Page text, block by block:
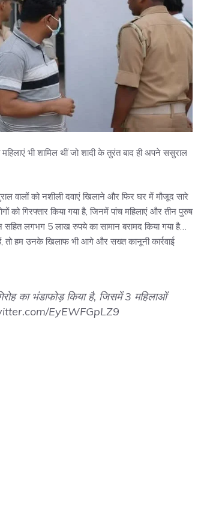
भी शामिल थीं जो शादी के तुरंत बाद ही अपने ससुराल
वालों को नशीली दवाएं खिलाने और फिर घर में मौजूद सारे
गिरफ्तार किया गया है, जिनमें पांच महिलाएं और तीन पुरुष
लगभग 5 लाख रुपये का सामान बरामद किया गया है…
तो हम उनके खिलाफ भी आगे और सख्त कानूनी कार्रवाई
का भंडाफोड़ किया है, जिसमें 3 महिलाओं
EyEWFGpLZ9